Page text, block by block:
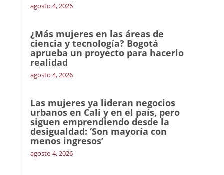
agosto 4, 2026
¿Más mujeres en las áreas de
ciencia y tecnología? Bogotá
aprueba un proyecto para hacerlo
realidad
agosto 4, 2026
Las mujeres ya lideran negocios
urbanos en Cali y en el país, pero
siguen emprendiendo desde la
desigualdad: ‘Son mayoría con
menos ingresos’
agosto 4, 2026